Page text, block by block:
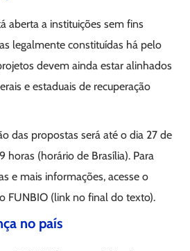
aberta a instituições sem fins
legalmente constituídas há pelo
devem ainda estar alinhados
e estaduais de recuperação
das propostas será até o dia 27 de
horas (horário de Brasília). Para
e mais informações, acesse o
FUNBIO (link no final do texto).
no país